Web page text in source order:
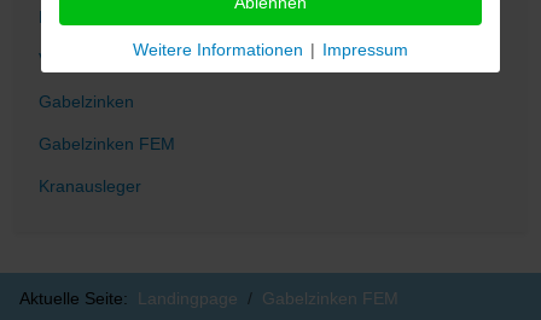
Fassheber
Verlängerungen
Gabelzinken
Gabelzinken FEM
Kranausleger
Aktuelle Seite: Landingpage
Gabelzinken FEM
Weitere Informationen | Impressum